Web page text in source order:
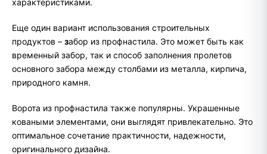
характеристиками.
Еще один вариант использования строительных
продуктов –забор из профнастила. Это может быть как
временный забор, так и способ заполнения пролетов
основного забора между столбами из металла, кирпича,
природного камня.
Ворота из профнастила также популярны. Украшенные
коваными элементами, они выглядят привлекательно. Это
оптимальное сочетание практичности, надежности,
оригинального дизайна.